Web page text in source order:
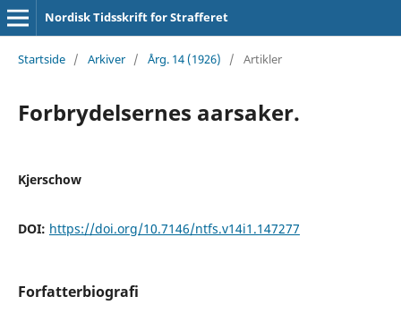
Nordisk Tidsskrift for Strafferet
Startside / Arkiver / Årg. 14 (1926) / Artikler
Forbrydelsernes aarsaker.
Kjerschow
DOI: https://doi.org/10.7146/ntfs.v14i1.147277
Forfatterbiografi